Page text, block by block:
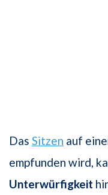
Das Sitzen auf
empfunden wird,
Unterwürfigkeit